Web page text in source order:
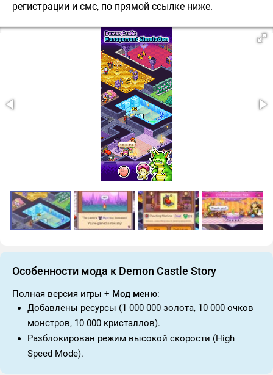
регистрации и смс, по прямой ссылке ниже.
Особенности мода к Demon Castle Story
Полная версия игры + Мод меню:
Добавлены ресурсы (1 000 000 золота, 10 000 очков
монстров, 10 000 кристаллов).
Разблокирован режим высокой скорости (High
Speed Mode).